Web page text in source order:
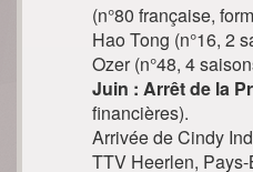
(n°80 française,
Hao Tong (n°16, 2
Ozer (n°48, 4
Juin : Arrêt de la
financières).
Arrivée de Cindy
TTV Heerlen, Pays-